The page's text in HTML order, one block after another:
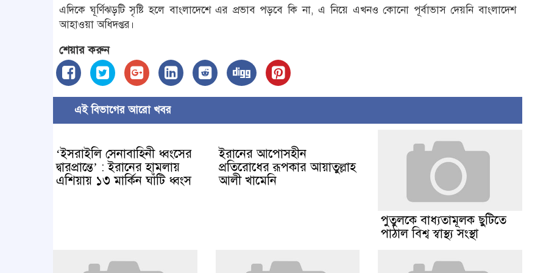
এদিকে ঘূর্ণিঝড়টি সৃষ্টি হলে বাংলাদেশে এর প্রভাব পড়বে কি না, এ নিয়ে এখনও কোনো পূর্বাভাস দেয়নি বাংলাদেশ
আহাওয়া অধিদপ্তর।
শেয়ার করুন
এই বিভাগের আরো খবর
‘ইসরাইলি সেনাবাহিনী ধ্বংসের
দ্বারপ্রান্তে’ : ইরানের হামলায়
এশিয়ায় ১৩ মার্কিন ঘাঁটি ধ্বংস
ইরানের আপোসহীন
প্রতিরোধের রূপকার আয়াতুল্লাহ
আলী খামেনি
পুতুলকে বাধ্যতামূলক ছুটিতে
পাঠাল বিশ্ব স্বাস্থ্য সংস্থা